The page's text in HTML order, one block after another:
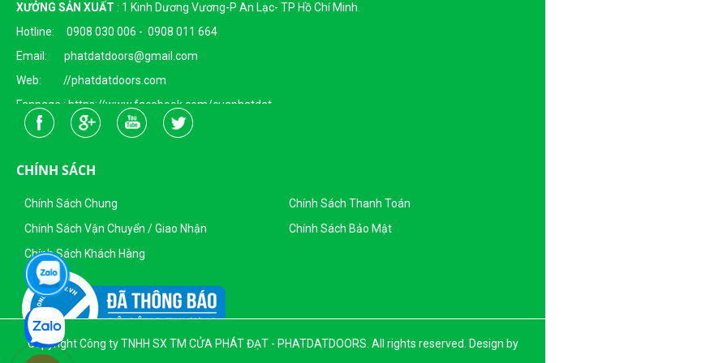
XƯỞNG SẢN XUẤT : 1 Kinh Dương Vương-P An Lạc- TP Hồ Chí Minh.
Hotline: 0908 030 006 - 0908 011 664
Email: phatdatdoors@gmail.com
Web: //phatdatdoors.com
Fanpage : https://www.facebook.com/cuaphatdat
Người Đại Diện Pháp Luật: Bà Đặng Thị Thu Trang - Giám Đốc
Ngày Cấp: 16/04/2015
Nơi Cấp: Sở KHĐT Thành Phố Hồ Chí Minh
Sản Phẩm Của Công Ty TNHH SX - TM CỬA PHÁT ĐẠT
CHÍNH SÁCH
Chính Sách Chung
Chính Sách Thanh Toán
Chính Sách Vận Chuyển / Giao Nhận
Chính Sách Bảo Mật
Chính Sách Khách Hàng
Copyright Công ty TNHH SX TM CỬA PHÁT ĐẠT - PHATDATDOORS. All rights reserved. Design by